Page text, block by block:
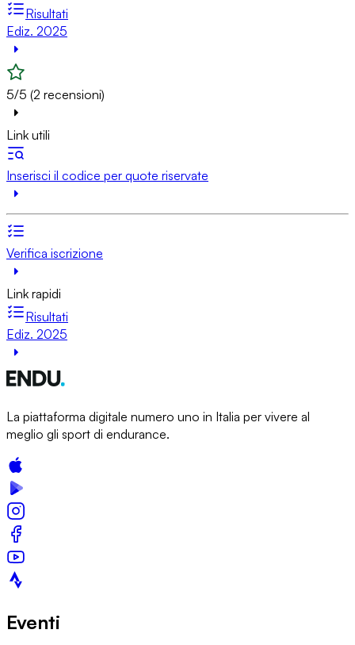
Risultati
Ediz. 2025
5/5 (2 recensioni)
Link utili
Inserisci il codice per quote riservate
Verifica iscrizione
Link rapidi
Risultati
Ediz. 2025
La piattaforma digitale numero uno in Italia per vivere al
meglio gli sport di endurance.
Eventi